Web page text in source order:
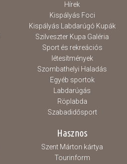
Hírek
Kispályás Foci
Kispályás Labdarúgó Kupák
Szilveszter Kupa Galéria
Sport és rekreációs
létesítmények
Szombathelyi Haladás
Egyéb sportok
Labdarúgás
Röplabda
Szabadidősport
Hasznos
Szent Márton kártya
Tourinform